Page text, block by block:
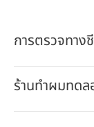
การตรวจทาง
Slideshow
ร้านทำผมทดล